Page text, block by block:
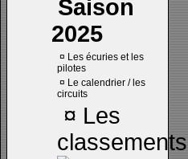
Saison
2025
¤ Les écuries et les
pilotes
¤ Le calendrier / les
circuits
¤ Les
classements